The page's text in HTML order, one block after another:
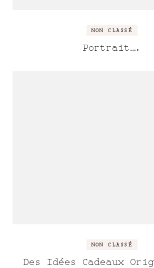
NON CLASSÉ
Portrait….
NON CLASSÉ
Des Idées Cadeaux